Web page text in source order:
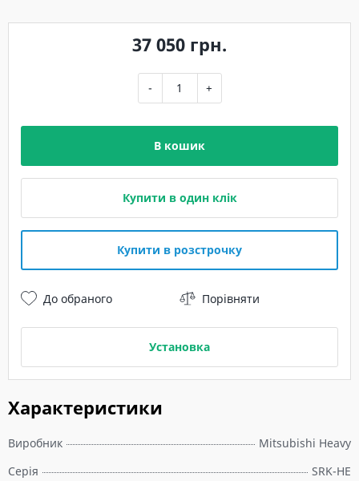
Характеристики
Виробник
Mitsubishi Heavy
Серія
SRK-HE
37 050 грн.
- +
В кошик
Купити в один клік
Купити в розстрочку
До обраного Порівняти
Установка